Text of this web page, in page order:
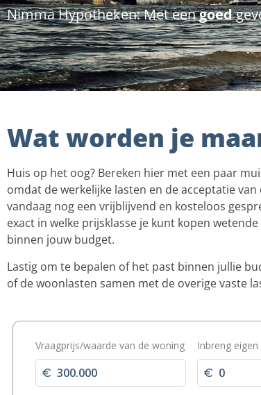
Nimma Hypotheken: Met eengoed
Wat worden je
Huis op het oog? Bereken hier met een paar
omdat de werkelijke lasten en de acceptatie
vandaag nog een vrijblijvend en kosteloos
exact in welke prijsklasse je kunt kopen
binnen jouw budget.
Lastig om te bepalen of het past binnen jullie
of de woonlasten samen met de overige vaste